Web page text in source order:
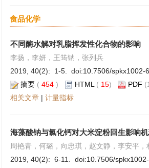
食品化学
不同酶水解对乳脂挥发性化合物的影响
李扬，李妍，王筠钠，张列兵
2019, 40(2): 1-5. doi:10.7506/spkx1002-
摘要 ( 454 ) HTML ( 15) PDF
相关文章 | 计量指标
海藻酸钠与氯化钙对大米淀粉回生影响
周艳青，何璐，向忠琪，赵文静，李安平，
2019, 40(2): 6-11. doi:10.7506/